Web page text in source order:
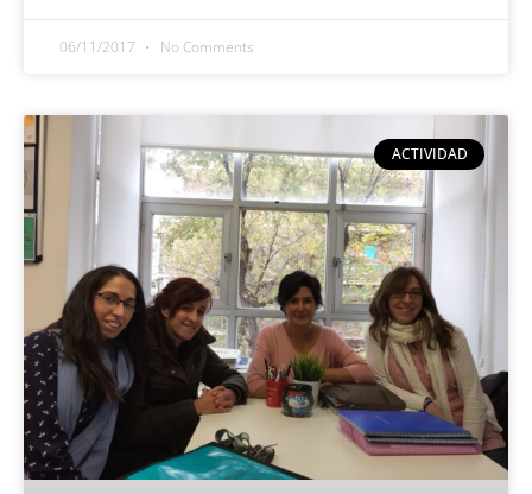
06/11/2017 No Comments
ACTIVIDAD